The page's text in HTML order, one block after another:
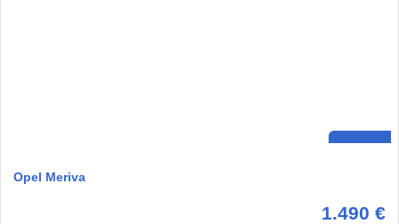
Opel Meriva
1.490 €